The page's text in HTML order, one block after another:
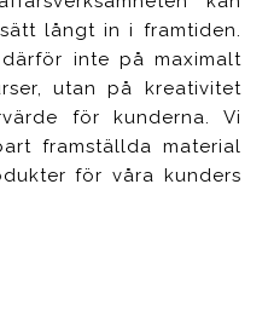
långt in i framtiden.
inte på maximalt
utan på kreativitet
för kunderna. Vi
framställda material
för våra kunders